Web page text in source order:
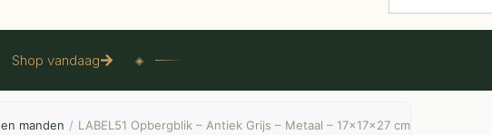
Shop vandaag ◈
manden / LABEL51 Opbergblik – Antiek Grijs – Metaal – 17x17x27 cm